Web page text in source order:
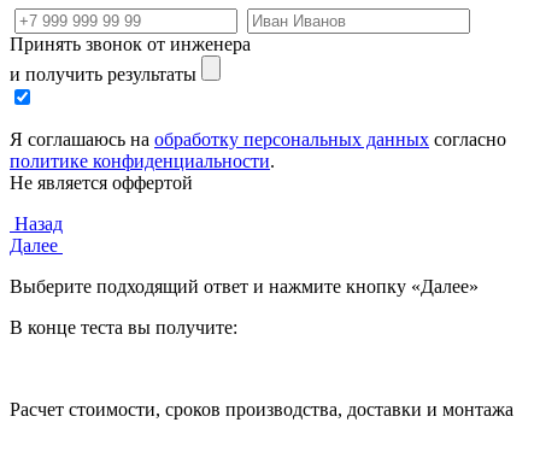
Принять звонок от инженера
и получить результаты
Я соглашаюсь на обработку персональных данных согласно
политике конфиденциальности.
Не является оффертой
Назад
Далее
Выберите подходящий ответ и нажмите кнопку «Далее»
В конце теста вы получите:
Расчет стоимости, сроков производства, доставки и монтажа